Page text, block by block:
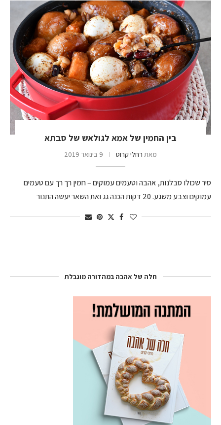
בין החמין של אמא לגולאש של סבתא
מאת רחלי קרוט 9 בינואר 2019
סיר שכולו סבלנות, אהבה וטעמים עמוקים – חמין רך רך עם טעמים
עמוקים וצבע משגע. 20 דקות הכנה גג ואת השאר יעשה התנור
חלה של אהבה במהדורה מוגבלת